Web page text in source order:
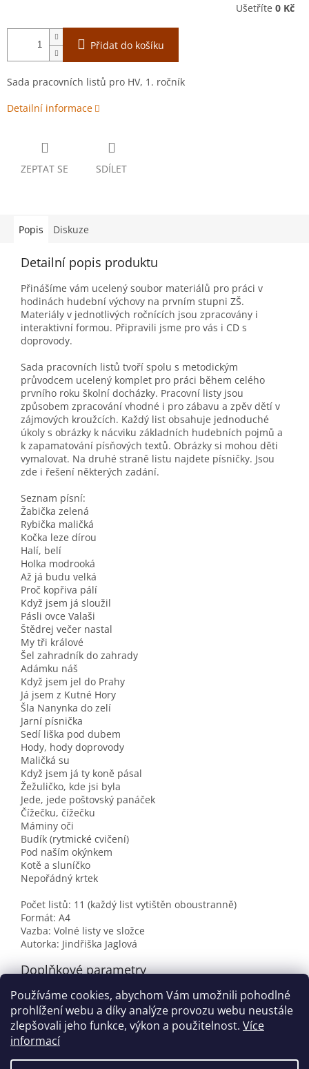
Používáme cookies, abychom Vám umožnili pohodlné
prohlížení webu a díky analýze provozu webu neustále
zlepšovali jeho funkce, výkon a použitelnost. Více
informací
Ušetříte 0 Kč
Přidat do košíku
Sada pracovních listů pro HV, 1. ročník
Detailní informace
ZEPTAT SE SDÍLET
Popis Diskuze
Detailní popis produktu
Přinášíme vám ucelený soubor materiálů pro práci v
hodinách hudební výchovy na prvním stupni ZŠ.
Materiály v jednotlivých ročnících jsou zpracovány i
interaktivní formou. Připravili jsme pro vás i CD s
doprovody.
Sada pracovních listů tvoří spolu s metodickým
průvodcem ucelený komplet pro práci během celého
prvního roku školní docházky. Pracovní listy jsou
způsobem zpracování vhodné i pro zábavu a zpěv dětí v
zájmových kroužcích. Každý list obsahuje jednoduché
úkoly s obrázky k nácviku základních hudebních pojmů a
k zapamatování písňových textů. Obrázky si mohou děti
vymalovat. Na druhé straně listu najdete písničky. Jsou
zde i řešení některých zadání.
Seznam písní:
Žabička zelená
Rybička maličká
Kočka leze dírou
Halí, belí
Holka modrooká
Až já budu velká
Proč kopřiva pálí
Když jsem já sloužil
Pásli ovce Valaši
Štědrej večer nastal
My tři králové
Šel zahradník do zahrady
Adámku náš
Když jsem jel do Prahy
Já jsem z Kutné Hory
Šla Nanynka do zelí
Jarní písnička
Sedí liška pod dubem
Hody, hody doprovody
Maličká su
Když jsem já ty koně pásal
Žežuličko, kde jsi byla
Jede, jede poštovský panáček
Čížečku, čížečku
Máminy oči
Budík (rytmické cvičení)
Pod naším okýnkem
Kotě a sluníčko
Nepořádný krtek
Počet listů: 11 (každý list vytištěn oboustranně)
Formát: A4
Vazba: Volné listy ve složce
Autorka: Jindřiška Jaglová
Doplňkové parametry
Kategorie: Pracovní listy
EAN: 9788072898275